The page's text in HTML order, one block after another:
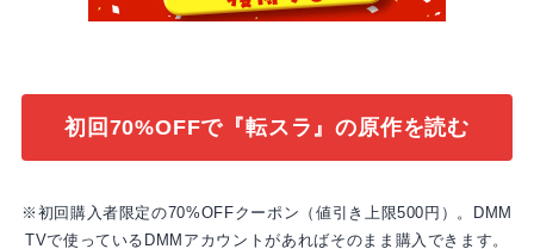
初回70%OFFで『転スラ』の原作を読む
※初回購入者限定の70%OFFクーポン（値引き上限500円）。DMM
TVで使っているDMMアカウントがあればそのまま購入できます。